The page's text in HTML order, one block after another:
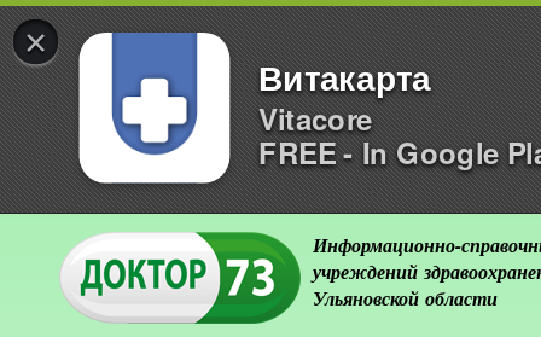
×
Витакарта
Vitacore
FREE - In Google
Информационно-
учреждений
Ульяновской области